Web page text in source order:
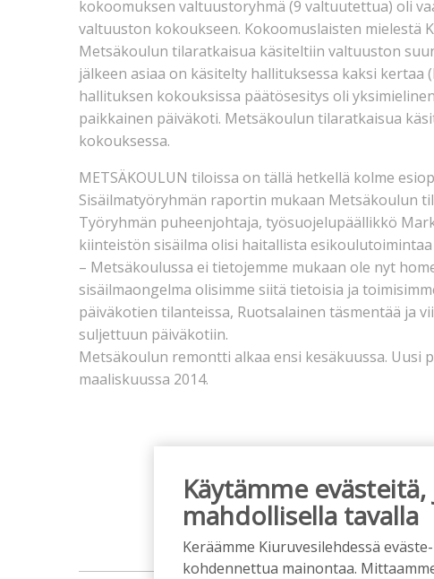
kokoomuksen valtuustoryhmä (9 valtuutettua) oli
valtuuston kokoukseen. Kokoomuslaisten mielestä
Metsäkoulun tilaratkaisua käsiteltiin valtuuston
jälkeen asiaa on käsitelty hallituksessa kaksi kertaa
hallituksen kokouksissa päätösesitys oli
paikkainen päiväkoti. Metsäkoulun tilaratkaisua
kokouksessa.
METSÄKOULUN tiloissa on tällä hetkellä kolme
Sisäilmatyöryhmän raportin mukaan Metsäkoulun
Työryhmän puheenjohtaja, työsuojelupäällikkö
kiinteistön sisäilma olisi haitallista
– Metsäkoulussa ei tietojemme mukaan ole nyt
sisäilmaongelma olisimme siitä tietoisia ja
päiväkotien tilanteissa, Ruotsalainen täsmentää ja
suljettuun päiväkotiin.
Metsäkoulun remontti alkaa ensi kesäkuussa. Uusi
maaliskuussa 2014.
Käytämme
mahdollisella tavalla
Keräämme Kiuruvesilehdessä
kohdennettua mainontaa.